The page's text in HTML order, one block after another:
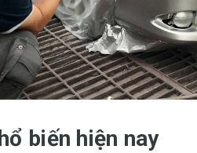
biến hiện nay